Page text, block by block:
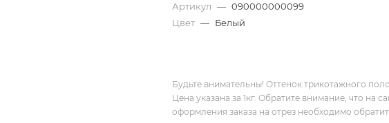
Артикул — 090000000099
Цвет — Белый
Будьте внимательны! Оттенок трикотажного
Цена указана за 1кг. Обратите внимание, что на
оформления заказа на отрез необходимо